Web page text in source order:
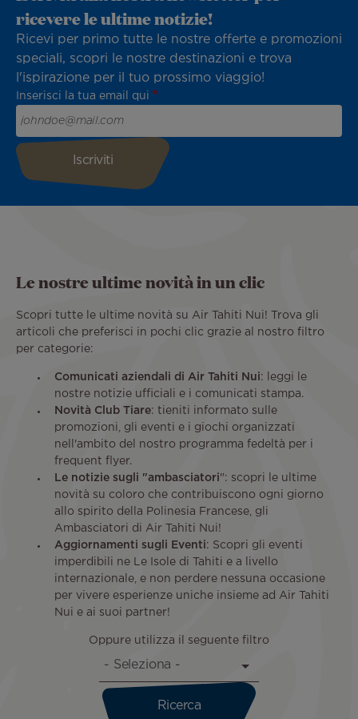
ricevere le ultime notizie!
Ricevi per primo tutte le nostre offerte e promozioni
speciali, scopri le nostre destinazioni e trova
l'ispirazione per il tuo prossimo viaggio!
Inserisci la tua email qui
Le nostre ultime novità in un clic
Scopri tutte le ultime novità su Air Tahiti Nui! Trova gli
articoli che preferisci in pochi clic grazie al nostro filtro
per categorie:
Comunicati aziendali di Air Tahiti Nui: leggi le
nostre notizie ufficiali e i comunicati stampa.
Novità Club Tiare: tieniti informato sulle
promozioni, gli eventi e i giochi organizzati
nell'ambito del nostro programma fedeltà per i
frequent flyer.
Le notizie sugli "ambasciatori": scopri le ultime
novità su coloro che contribuiscono ogni giorno
allo spirito della Polinesia Francese, gli
Ambasciatori di Air Tahiti Nui!
Aggiornamenti sugli Eventi: Scopri gli eventi
imperdibili ne Le Isole di Tahiti e a livello
internazionale, e non perdere nessuna occasione
per vivere esperienze uniche insieme ad Air Tahiti
Nui e ai suoi partner!
Oppure utilizza il seguente filtro